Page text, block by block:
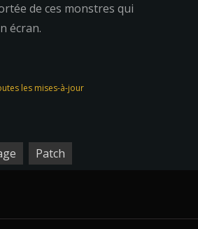
de ces monstres qui
écran.
les mises-à-jour
Patch